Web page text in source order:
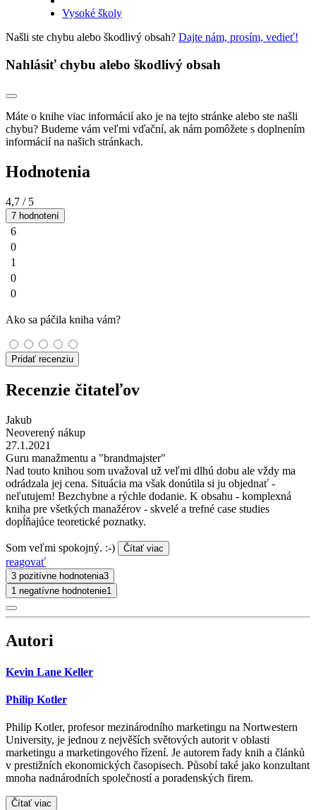
Vysoké školy
Našli ste chybu alebo škodlivý obsah? Dajte nám, prosím, vedieť!
Nahlásiť chybu alebo škodlivý obsah
Máte o knihe viac informácií ako je na tejto stránke alebo ste našli
chybu? Budeme vám veľmi vďační, ak nám pomôžete s doplnením
informácií na našich stránkach.
Hodnotenia
4,7 / 5
7 hodnotení
6
0
1
0
0
Ako sa páčila kniha vám?
Pridať recenziu
Recenzie čitateľov
Jakub
Neoverený nákup
27.1.2021
Guru manažmentu a "brandmajster"
Nad touto knihou som uvažoval už veľmi dlhú dobu ale vždy ma
odrádzala jej cena. Situácia ma však donútila si ju objednať -
neľutujem! Bezchybne a rýchle dodanie. K obsahu - komplexná
kniha pre všetkých manažérov - skvelé a trefné case studies
dopĺňajúce teoretické poznatky.
Som veľmi spokojný. :-) Čítať viac
reagovať
3 pozitívne hodnotenia3
1 negatívne hodnotenie1
Autori
Kevin Lane Keller
Philip Kotler
Philip Kotler, profesor mezinárodního marketingu na Nortwestern
University, je jednou z nejvěších světových autorit v oblasti
marketingu a marketingového řízení. Je autorem řady knih a článků
v prestižních ekonomických časopisech. Působí také jako konzultant
mnoha nadnárodních společností a poradenských firem.
Čítať viac